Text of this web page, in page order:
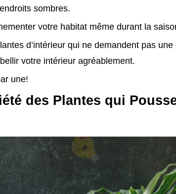
sombres.
votre habitat même durant la
d’intérieur qui ne demandent pas
votre intérieur agréablement.
une!
des Plantes qui